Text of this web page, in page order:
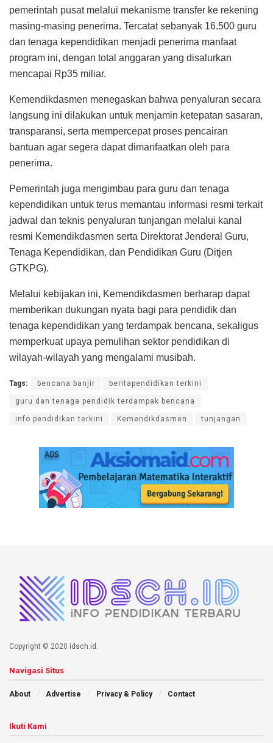
pemerintah pusat melalui mekanisme transfer ke rekening
masing-masing penerima. Tercatat sebanyak 16.500 guru
dan tenaga kependidikan menjadi penerima manfaat
program ini, dengan total anggaran yang disalurkan
mencapai Rp35 miliar.
Kemendikdasmen menegaskan bahwa penyaluran secara
langsung ini dilakukan untuk menjamin ketepatan sasaran,
transparansi, serta mempercepat proses pencairan
bantuan agar segera dapat dimanfaatkan oleh para
penerima.
Pemerintah juga mengimbau para guru dan tenaga
kependidikan untuk terus memantau informasi resmi terkait
jadwal dan teknis penyaluran tunjangan melalui kanal
resmi Kemendikdasmen serta Direktorat Jenderal Guru,
Tenaga Kependidikan, dan Pendidikan Guru (Ditjen
GTKPG).
Melalui kebijakan ini, Kemendikdasmen berharap dapat
memberikan dukungan nyata bagi para pendidik dan
tenaga kependidikan yang terdampak bencana, sekaligus
memperkuat upaya pemulihan sektor pendidikan di
wilayah-wilayah yang mengalami musibah.
Tags: bencana banjir beritapendidikan terkini
guru dan tenaga pendidik terdampak bencana
info pendidikan terkini Kemendikdasmen tunjangan
Copyright © 2020 idsch.id
Navigasi Situs
About Advertise Privacy & Policy Contact
Ikuti Kami